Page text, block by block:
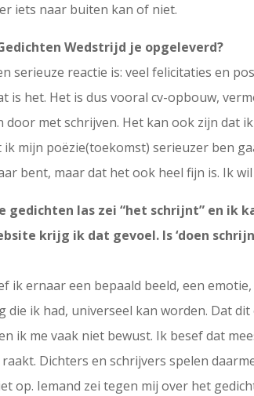
iets naar buiten kan of niet.
Wedstrijd je opgeleverd?
serieuze reactie is: veel felicitaties en
is het. Het is dus vooral cv-opbouw,
met schrijven. Het kan ook zijn dat
mijn poëzie(toekomst) serieuzer ben
bent, maar dat het ook heel fijn is. Ik
gedichten las zei “het schrijnt” en ik
krijg ik dat gevoel. Is ‘doen
ik ernaar een bepaald beeld, een
ik had, universeel kan worden. Dat
ik me vaak niet bewust. Ik besef dat
Dichters en schrijvers spelen
op. Iemand zei tegen mij over het